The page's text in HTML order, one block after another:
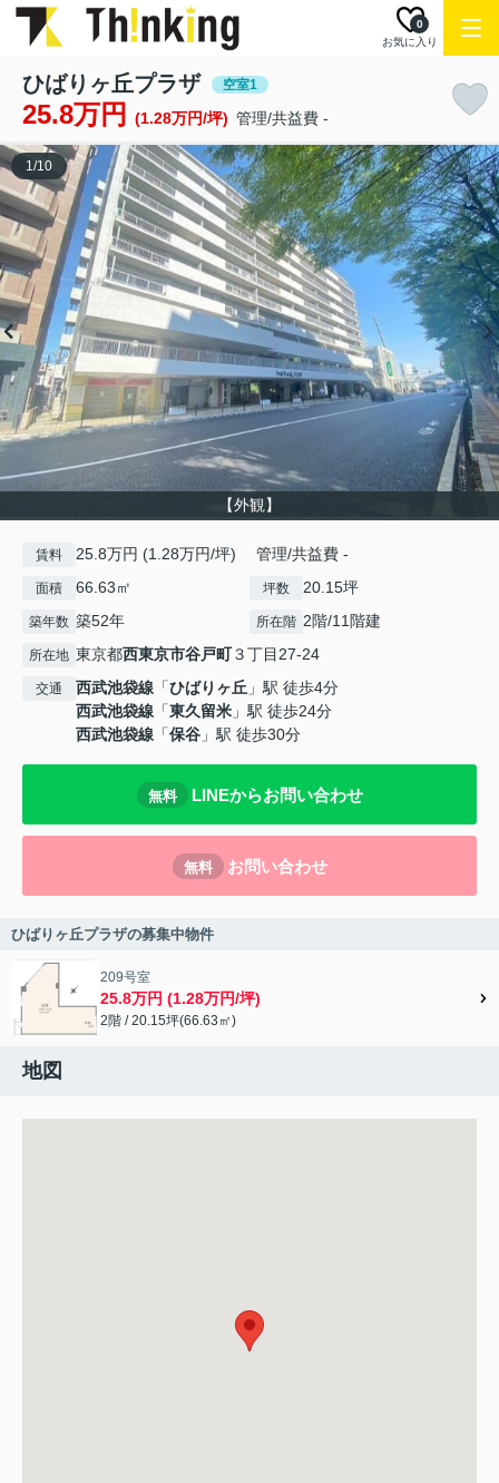
お気に入り
0
ひばりヶ丘プラザ 空室1
25.8万円 (1.28万円/坪) 管理/共益費 -
【外観】
1/10
賃料 25.8万円 (1.28万円/坪) 管理/共益費 -
面積 66.63㎡ 坪数 20.15坪
築年数 築52年 所在階 2階/11階建
所在地 東京都西東京市谷戸町３丁目27-24
交通 西武池袋線 「ひばりヶ丘 」駅 徒歩4分
西武池袋線 「東久留米 」駅 徒歩24分
西武池袋線 「保谷 」駅 徒歩30分
無料 LINEからお問い合わせ
無料 お問い合わせ
ひばりヶ丘プラザの募集中物件
209号室
25.8万円 (1.28万円/坪)
2階 / 20.15坪(66.63㎡)
地図